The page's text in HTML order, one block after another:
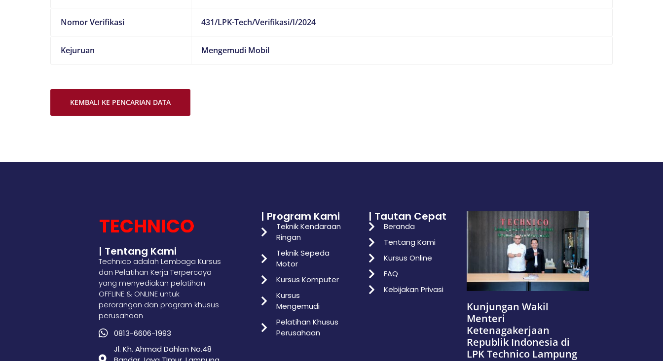
Nomor Verifikasi 431/LPK-Tech/Verifikasi/I/2024
Kejuruan Mengemudi Mobil
KEMBALI KE PENCARIAN DATA
| Tentang Kami
Technico adalah Lembaga Kursus
dan Pelatihan Kerja Terpercaya
yang menyediakan pelatihan
OFFLINE & ONLINE untuk
perorangan dan program khusus
perusahaan
0813-6606-1993
Jl. Kh. Ahmad Dahlan No.48
| Program Kami
Teknik Kendaraan
Ringan
Teknik Sepeda
Motor
Kursus Komputer
Kursus
Mengemudi
Pelatihan Khusus
Perusahaan
| Tautan Cepat
Beranda
Tentang Kami
Kursus Online
FAQ
Kebijakan Privasi
Kunjungan Wakil
Menteri
Ketenagakerjaan
Republik Indonesia di
LPK Technico Lampung